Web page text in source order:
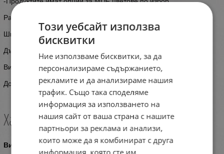
Размери : 86 см.
Широчина : 40 см.
Дълбочина : 40 см.
Височина -
Доставка: до 30 работни дни
Характеристики
Видове оборудване за салони
Този уебсайт използва
бисквитки
Ние използваме бисквитки, за да
персонализираме съдържанието,
рекламите и да анализираме нашия
трафик. Също така споделяме
информация за използването на
нашия сайт от ваша страна с нашите
партньори за реклама и анализи,
които може да я комбинират с друга
информация, която сте им